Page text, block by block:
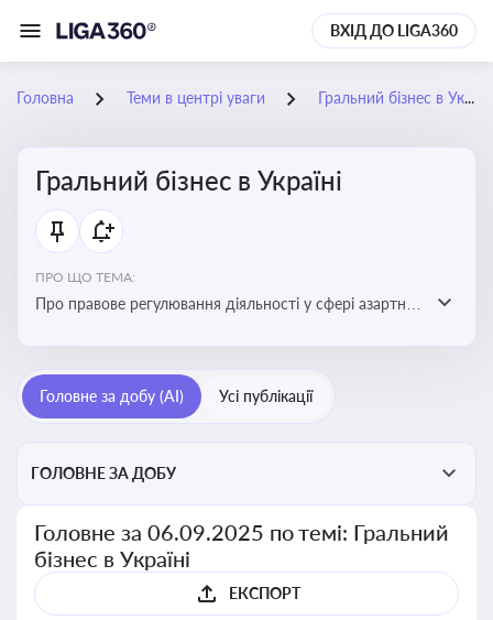
ВХІД ДО LIGA360
Головна Теми в центрі уваги Гральний бізнес в Україні
Гральний бізнес в Україні
ПРО ЩО ТЕМА:
Про правове регулювання діяльності у сфері азартних
реальні кейси
Головне за добу (AI) Усі публікації
ГОЛОВНЕ ЗА ДОБУ
Головне за 06.09.2025 по темі: Гральний
бізнес в Україні
ЕКСПОРТ